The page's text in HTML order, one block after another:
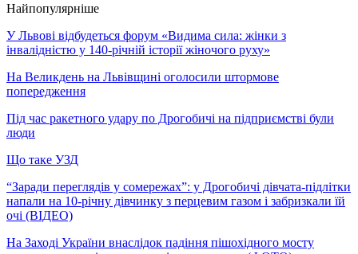
Найпопулярніше
У Львові відбудеться форум «Видима сила: жінки з
інвалідністю у 140-річній історії жіночого руху»
На Великдень на Львівщині оголосили штормове
попередження
Під час ракетного удару по Дрогобичі на підприємстві були
люди
Що таке УЗД
“Заради переглядів у сомережах”: у Дрогобичі дівчата-підлітки
напали на 10-річну дівчинку з перцевим газом і забризкали їй
очі (ВІДЕО)
На Заході України внаслідок падіння пішохідного мосту